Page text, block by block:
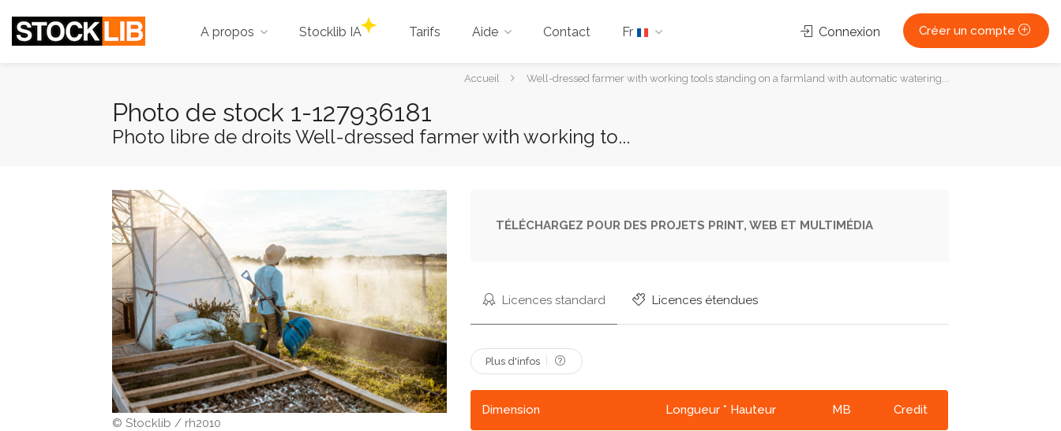
A propos Stocklib IA Tarifs Aide Contact Fr Connexion Créer un compte
VousAccueil Well-dressed farmer with working tools standing on a farmland with automatic watering...
Photo de stock 1-127936181
Photo libre de droits Well-dressed farmer with working to...
© Stocklib / rh2010
TÉLÉCHARGEZ POUR DES PROJETS PRINT, WEB ET MULTIMÉDIA
Licences standard Licences étendues
Plus d'infos
Dimension Longueur * Hauteur MB Credit